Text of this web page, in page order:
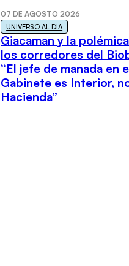
07 DE AGOSTO 2026
UNIVERSO AL DÍA
Giacaman y la
los corredores del
“El jefe de manada en
Gabinete es Interior,
Hacienda”